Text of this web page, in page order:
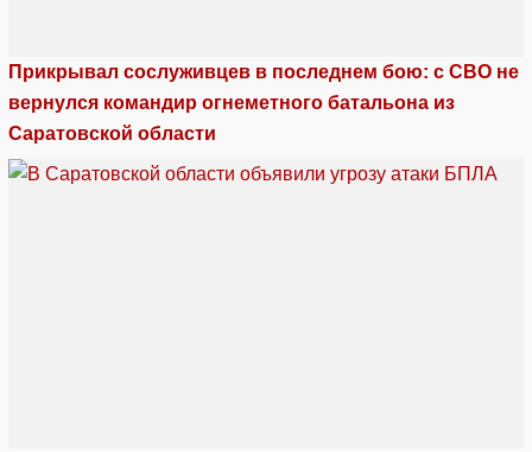
Прикрывал сослуживцев в последнем бою: с СВО не
вернулся командир огнеметного батальона из
Саратовской области